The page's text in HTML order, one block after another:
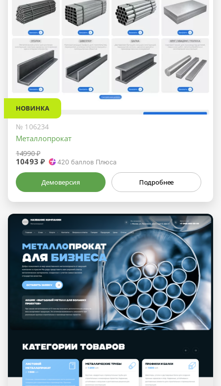
НОВИНКА
№ 106234
Металлопрокат
14990 ₽
10493 ₽ 420 баллов Плюса
Демоверсия Подробнее